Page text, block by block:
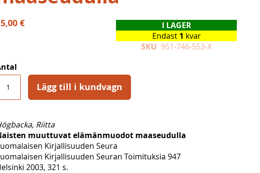
€
I LAGER
Endast 1 kvar
SKU 951-746-553-X
Lägg till i kundvagn
Riitta
muuttuvat elämänmuodot maaseudulla
Kirjallisuuden Seura
Kirjallisuuden Seuran Toimituksia 947
2003, 321 s.